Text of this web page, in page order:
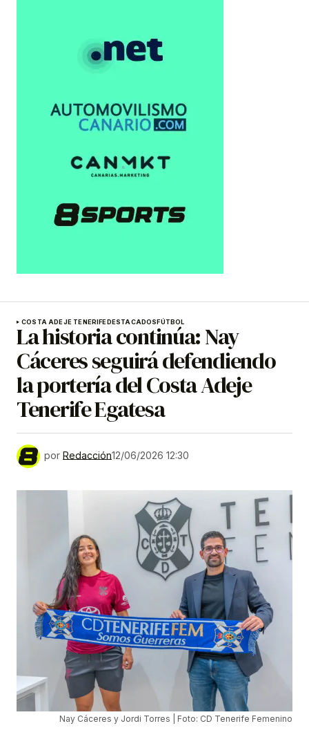
COSTA ADEJE TENERIFEDESTACADOSFÚTBOL
La historia continúa: Nay
Cáceres seguirá defendiendo
la portería del Costa Adeje
Tenerife Egatesa
por Redacción12/06/2026 12:30
Nay Cáceres y Jordi Torres | Foto: CD Tenerife Femenino